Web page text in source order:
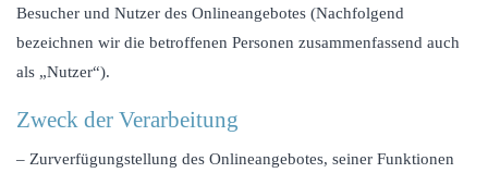
Besucher und Nutzer des Onlineangebotes (Nachfolgend
bezeichnen wir die betroffenen Personen zusammenfassend auch
als „Nutzer“).
Zweck der Verarbeitung
– Zurverfügungstellung des Onlineangebotes, seiner Funktionen